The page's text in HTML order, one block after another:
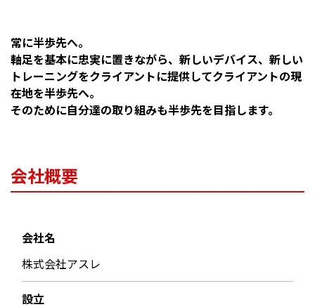
常に半歩先へ。
軸足を基本に忠実に置きながら、新しいデバイス、新しい
トレーニングをクライアントに提供してクライアントの現
在地を半歩先へ。
そのために自分達の取り組みも半歩先を目指します。
会社概要
会社名
株式会社アスレ
設立